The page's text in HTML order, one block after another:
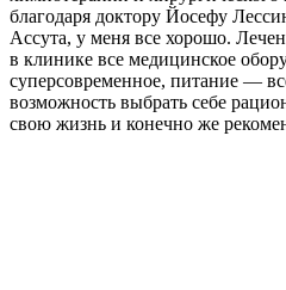
благодаря доктору Йосефу
Ассута, у меня все хорошо.
в клинике все медицинское
суперсовременное, питание —
возможность выбрать себе
свою жизнь и конечно же